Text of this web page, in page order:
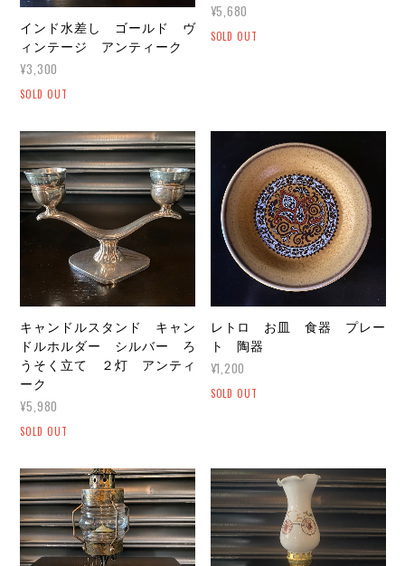
インド水差し ゴールド ヴ
ィンテージ アンティーク
¥3,300
SOLD OUT
¥5,680
SOLD OUT
キャンドルスタンド キャン
ドルホルダー シルバー ろ
うそく立て ２灯 アンティ
ーク
¥5,980
SOLD OUT
レトロ お皿 食器 プレー
ト 陶器
¥1,200
SOLD OUT